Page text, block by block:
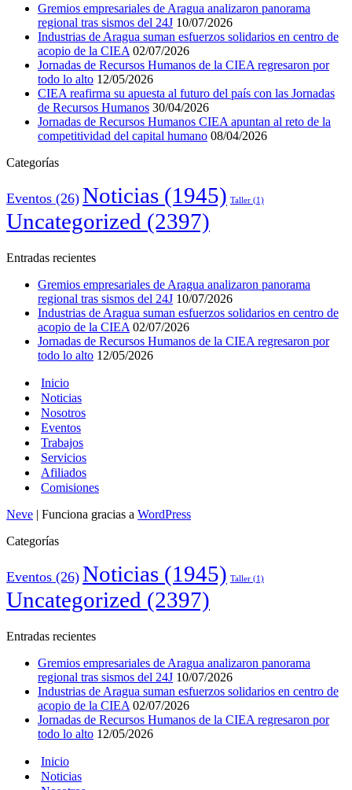
Gremios empresariales de Aragua analizaron panorama
regional tras sismos del 24J 10/07/2026
Industrias de Aragua suman esfuerzos solidarios en centro de
acopio de la CIEA 02/07/2026
Jornadas de Recursos Humanos de la CIEA regresaron por
todo lo alto 12/05/2026
CIEA reafirma su apuesta al futuro del país con las Jornadas
de Recursos Humanos 30/04/2026
Jornadas de Recursos Humanos CIEA apuntan al reto de la
competitividad del capital humano 08/04/2026
Categorías
Eventos (26) Noticias (1945) Taller (1)
Uncategorized (2397)
Entradas recientes
Gremios empresariales de Aragua analizaron panorama
regional tras sismos del 24J 10/07/2026
Industrias de Aragua suman esfuerzos solidarios en centro de
acopio de la CIEA 02/07/2026
Jornadas de Recursos Humanos de la CIEA regresaron por
todo lo alto 12/05/2026
Inicio
Noticias
Nosotros
Eventos
Trabajos
Servicios
Afiliados
Comisiones
Neve | Funciona gracias a WordPress
Categorías
Eventos (26) Noticias (1945) Taller (1)
Uncategorized (2397)
Entradas recientes
Gremios empresariales de Aragua analizaron panorama
regional tras sismos del 24J 10/07/2026
Industrias de Aragua suman esfuerzos solidarios en centro de
acopio de la CIEA 02/07/2026
Jornadas de Recursos Humanos de la CIEA regresaron por
todo lo alto 12/05/2026
Inicio
Noticias